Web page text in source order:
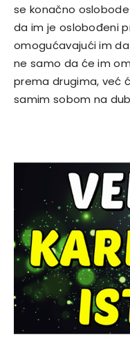
se konačno
da im je oslobođeni
omogućavajući im
ne samo da će im
prema drugima, već
samim sobom na